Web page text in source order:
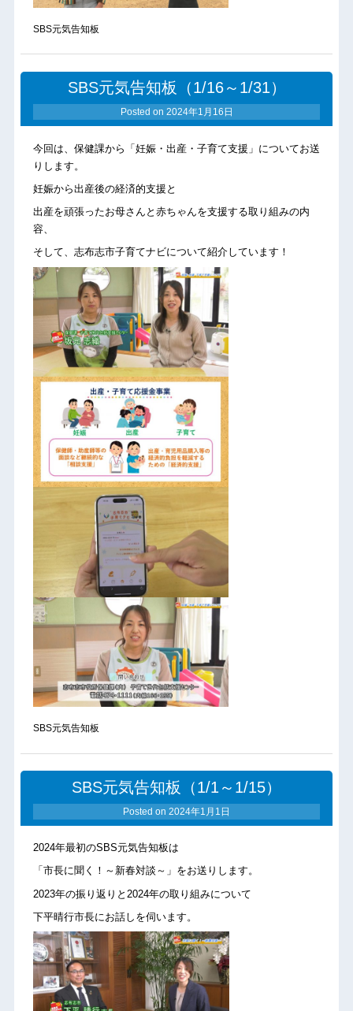
SBS元気告知板
SBS元気告知板（1/16～1/31）
Posted on 2024年1月16日
今回は、保健課から「妊娠・出産・子育て支援」についてお送
りします。
妊娠から出産後の経済的支援と
出産を頑張ったお母さんと赤ちゃんを支援する取り組みの内
容、
そして、志布志市子育てナビについて紹介しています！
SBS元気告知板
SBS元気告知板（1/1～1/15）
Posted on 2024年1月1日
2024年最初のSBS元気告知板は
「市長に聞く！～新春対談～」をお送りします。
2023年の振り返りと2024年の取り組みについて
下平晴行市長にお話しを伺います。